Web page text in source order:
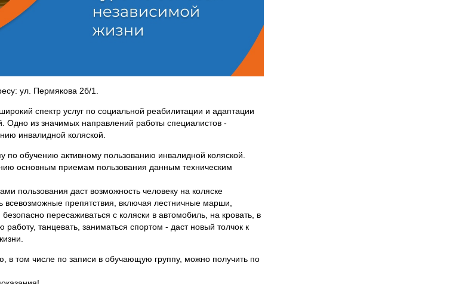
ул. Пермякова 2б/1.
спектр услуг по социальной реабилитации и адаптации
Одно из значимых направлений работы специалистов -
инвалидной коляской.
по обучению активному пользованию инвалидной коляской.
основным приемам пользования данным техническим
пользования даст возможность человеку на коляске
всевозможные препятствия, включая лестничные марши,
пересаживаться с коляски в автомобиль, на кровать, в
танцевать, заниматься спортом - даст новый толчок к
том числе по записи в обучающую группу, можно получить по